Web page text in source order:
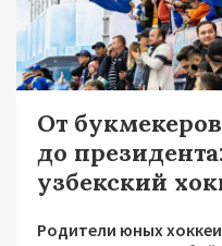
От букмекеров
до
узбекский
Родители юных